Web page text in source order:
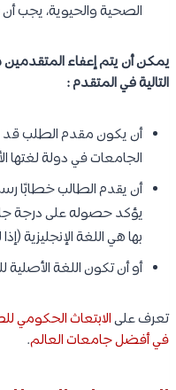
الصحية والحيوية، يجب أن يحصلوا
يمكن أن يتم إعفاء
التالية في المتقدم :
أن يكون مقدم الطلب قد
الجامعات في دولة لغتها
أن يقدم الطالب خطابًا
يؤكد حصوله على درجة
بها هي اللغة الإنجليزية
أو أن تكون اللغة الأصلية
تعرف علىالابتعاث الحكومي
في أفضل جامعات العالم.